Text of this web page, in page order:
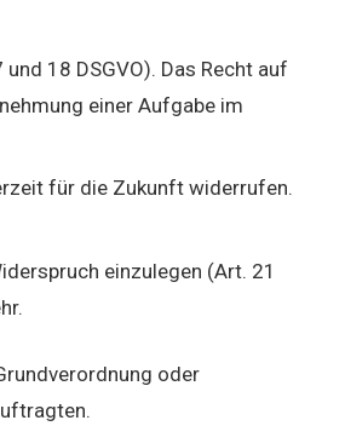
18 DSGVO). Das Recht auf
einer Aufgabe im
für die Zukunft widerrufen.
einzulegen (Art. 21
oder